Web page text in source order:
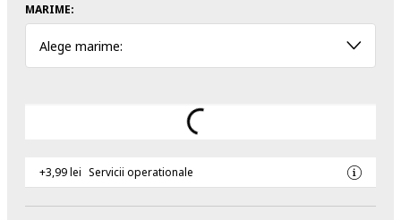
MARIME:
Alege marime:
+3,99 lei Servicii operationale